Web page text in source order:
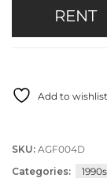
RENT
Add to wishlist
SKU: AGF004D
Categories:
1990s